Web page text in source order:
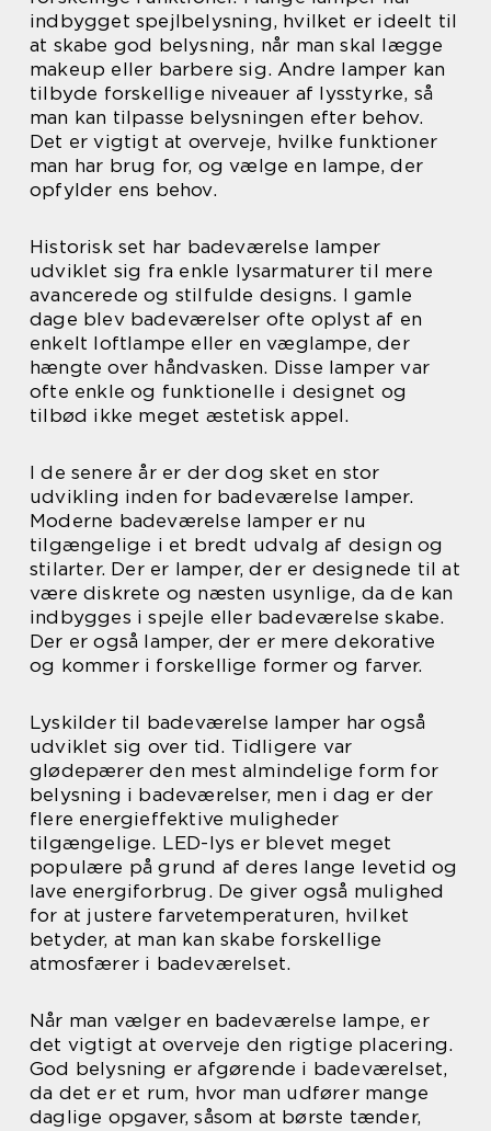
indbygget spejlbelysning, hvilket er ideelt til
at skabe god belysning, når man skal lægge
makeup eller barbere sig. Andre lamper kan
tilbyde forskellige niveauer af lysstyrke, så
man kan tilpasse belysningen efter behov.
Det er vigtigt at overveje, hvilke funktioner
man har brug for, og vælge en lampe, der
opfylder ens behov.
Historisk set har badeværelse lamper
udviklet sig fra enkle lysarmaturer til mere
avancerede og stilfulde designs. I gamle
dage blev badeværelser ofte oplyst af en
enkelt loftlampe eller en væglampe, der
hængte over håndvasken. Disse lamper var
ofte enkle og funktionelle i designet og
tilbød ikke meget æstetisk appel.
I de senere år er der dog sket en stor
udvikling inden for badeværelse lamper.
Moderne badeværelse lamper er nu
tilgængelige i et bredt udvalg af design og
stilarter. Der er lamper, der er designede til at
være diskrete og næsten usynlige, da de kan
indbygges i spejle eller badeværelse skabe.
Der er også lamper, der er mere dekorative
og kommer i forskellige former og farver.
Lyskilder til badeværelse lamper har også
udviklet sig over tid. Tidligere var
glødepærer den mest almindelige form for
belysning i badeværelser, men i dag er der
flere energieffektive muligheder
tilgængelige. LED-lys er blevet meget
populære på grund af deres lange levetid og
lave energiforbrug. De giver også mulighed
for at justere farvetemperaturen, hvilket
betyder, at man kan skabe forskellige
atmosfærer i badeværelset.
Når man vælger en badeværelse lampe, er
det vigtigt at overveje den rigtige placering.
God belysning er afgørende i badeværelset,
da det er et rum, hvor man udfører mange
daglige opgaver, såsom at børste tænder,